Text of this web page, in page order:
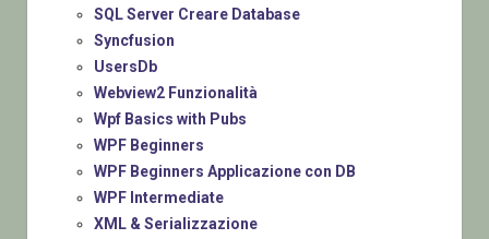
SQL Server Creare Database
Syncfusion
UsersDb
Webview2 Funzionalità
Wpf Basics with Pubs
WPF Beginners
WPF Beginners Applicazione con DB
WPF Intermediate
XML & Serializzazione